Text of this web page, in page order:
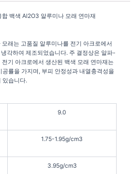
백색 Al2O3 알루미나 모래 연마재
래는 고품질 알루미나를 전기 아크로에서
각하여 제조되었습니다. 주 결정상은 알파-
기 아크로에서 생산된 백색 모래 연마재는
률을 가지며, 부피 안정성과 내열충격성을
있습니다.
9.0
1.75-1.95g/cm3
3.95g/cm3